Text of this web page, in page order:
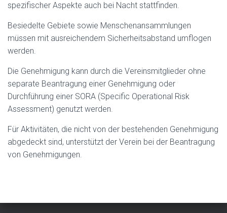
spezifischer Aspekte auch bei Nacht stattfinden.
Besiedelte Gebiete sowie Menschenansammlungen
müssen mit ausreichendem Sicherheitsabstand umflogen
werden.
Die Genehmigung kann durch die Vereinsmitglieder ohne
separate Beantragung einer Genehmigung oder
Durchführung einer SORA (Specific Operational Risk
Assessment) genutzt werden.
Für Aktivitäten, die nicht von der bestehenden Genehmigung
abgedeckt sind, unterstützt der Verein bei der Beantragung
von Genehmigungen.